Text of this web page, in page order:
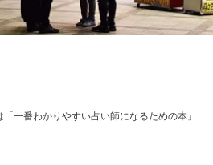
一番わかりやすい占い師になるための本」